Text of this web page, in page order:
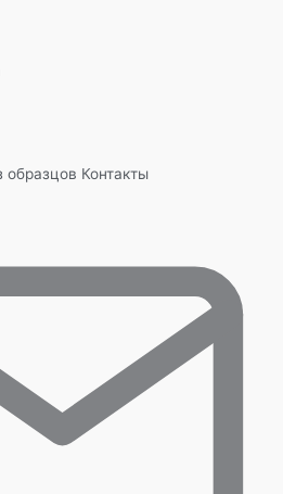
образцов Контакты